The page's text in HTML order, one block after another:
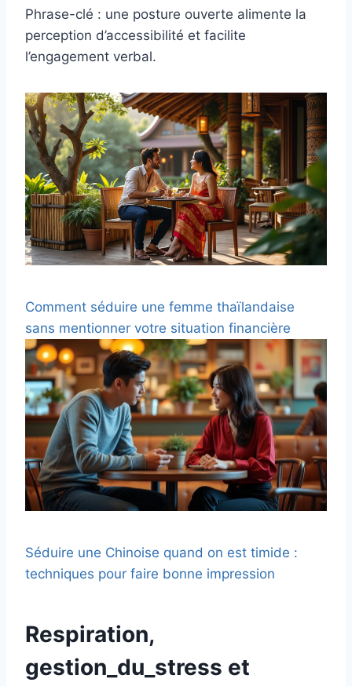
Phrase-clé : une posture ouverte alimente la
perception d’accessibilité et facilite
l’engagement verbal.
Comment séduire une femme thaïlandaise
sans mentionner votre situation financière
Séduire une Chinoise quand on est timide :
techniques pour faire bonne impression
Respiration,
gestion_du_stress et